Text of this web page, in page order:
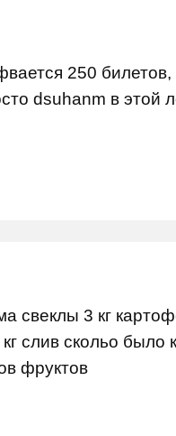
250
dsuhanm в этой
свеклы 3 кг
кг слив скольо
фруктов